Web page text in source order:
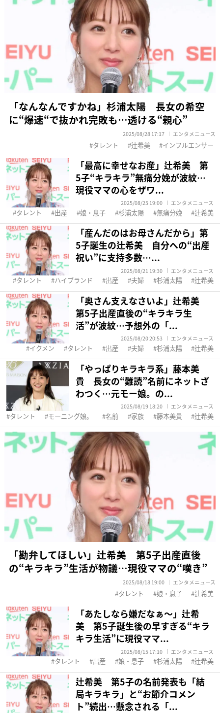
「なんなんですかね」杉浦太陽 長女の希空
に“爆速“で抜かれ完敗も…透ける“親心”
2025/08/28 17:17 エンタメニュース
タレント 辻希美 インフルエンサー
「最高に幸せなお産」辻希美 第
5子“キラキラ”無痛分娩が波紋…
現役ママの心をザワ...
2025/08/25 19:00 エンタメニュース
タレント 出産 娘・息子 杉浦太陽 無痛分娩 辻希美
「産んだのはお母さんだから」第
5子誕生の辻希美 自分への“出産
祝い”に支持多数…...
2025/08/21 19:30 エンタメニュース
タレント ハイブランド 出産 夫婦 杉浦太陽 辻希美
「奥さん支えなさいよ」辻希美
第5子出産直後の“キラキラ生
活”が波紋…予想外の「...
2025/08/20 20:53 エンタメニュース
イクメン タレント 出産 夫婦 杉浦太陽 辻希美
「やっぱりキラキラ系」藤本美
貴 長女の“難読”名前にネットざ
わつく…元モー娘。の...
2025/08/19 18:20 エンタメニュース
タレント モーニング娘。 名前 家族 藤本美貴 辻希美
「勘弁してほしい」辻希美 第5子出産直後
の“キラキラ”生活が物議…現役ママの“嘆き”
2025/08/18 19:00 エンタメニュース
タレント 娘・息子 辻希美
「あたしなら嫌だなぁ〜」辻希
美 第5子誕生後の早すぎる“キラ
キラ生活”に現役ママ...
2025/08/15 17:10 エンタメニュース
タレント 出産 娘・息子 杉浦太陽 辻希美
辻希美 第5子の名前発表も「結
局キラキラ」と“お節介コメン
ト”続出…懸念される「...